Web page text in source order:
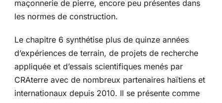
maçonnerie de pierre, encore peu présentes dans
les normes de construction.
Le chapitre 6 synthétise plus de quinze années
d’expériences de terrain, de projets de recherche
appliquée et d’essais scientifiques menés par
CRAterre avec de nombreux partenaires haïtiens et
internationaux depuis 2010. Il se présente comme